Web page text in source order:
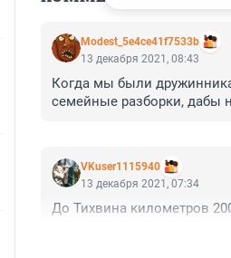
Modest_5e4ce41f7533b
13 декабря 2021, 08:43
Когда мы были
семейные разборки, дабы
VKuser1115940
13 декабря 2021, 07:34
До Тихвина километров